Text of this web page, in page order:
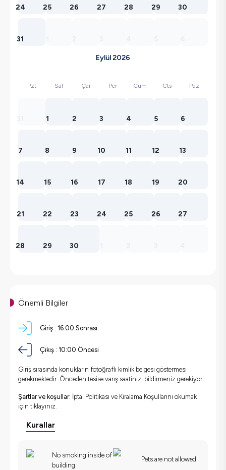
24 25 26 27 28 29 30
31
Eylül 2026
Pzt Sal Çar Per Cum Cts Paz
1 2 3 4 5 6
7 8 9 10 11 12 13
14 15 16 17 18 19 20
21 22 23 24 25 26 27
28 29 30
Önemli Bilgiler
Giriş : 16:00 Sonrası
Çıkış : 10:00 Öncesi
Giriş sırasında konukların fotoğraflı kimlik belgesi göstermesi
gerekmektedir. Önceden tesise varış saatinizi bildirmeniz gerekiyor.
Şartlar ve koşullar: İptal Politikası ve Kiralama Koşullarını okumak
için tıklayınız.
Kurallar
No smoking inside of
building
Pets are not allowed